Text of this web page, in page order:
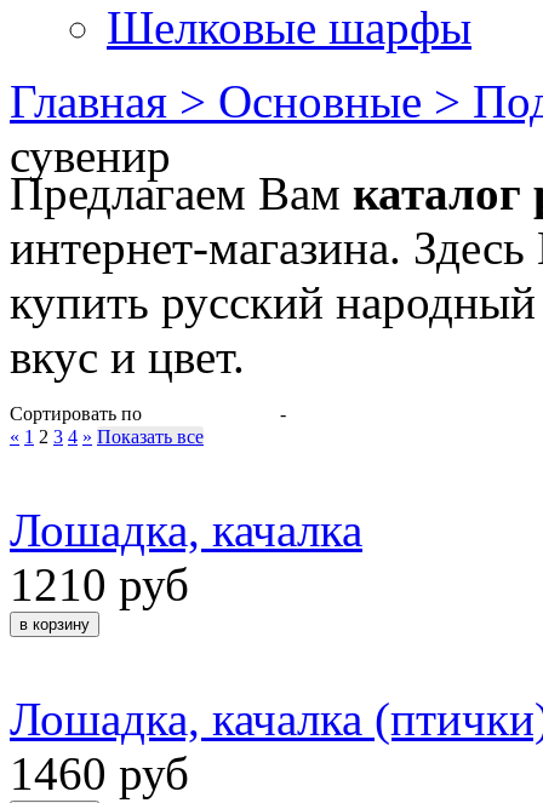
Шелковые шарфы
Главная > Основные >
сувенир
Предлагаем Вам каталог
интернет-магазина.
купить русский
вкус и цвет.
Сортировать по
-
« 1 2 3 4 » Показать все
Лошадка, качалка
1210 руб
Лошадка, качалка
1460 руб